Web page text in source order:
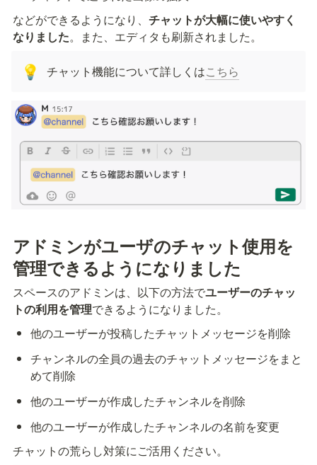
などができるようになり、 チャットが大幅に使いやすく
なりました。また、エディタも刷新されました。
💡 チャット機能について詳しくはこちら
アドミンがユーザのチャット使用を
管理できるようになりました
スペースのアドミンは、以下の方法でユーザーのチャッ
トの利用を管理できるようになりました。
他のユーザーが投稿したチャットメッセージを削除
チャンネルの全員の過去のチャットメッセージをまと
めて削除
他のユーザーが作成したチャンネルを削除
他のユーザーが作成したチャンネルの名前を変更
チャットの荒らし対策にご活用ください。